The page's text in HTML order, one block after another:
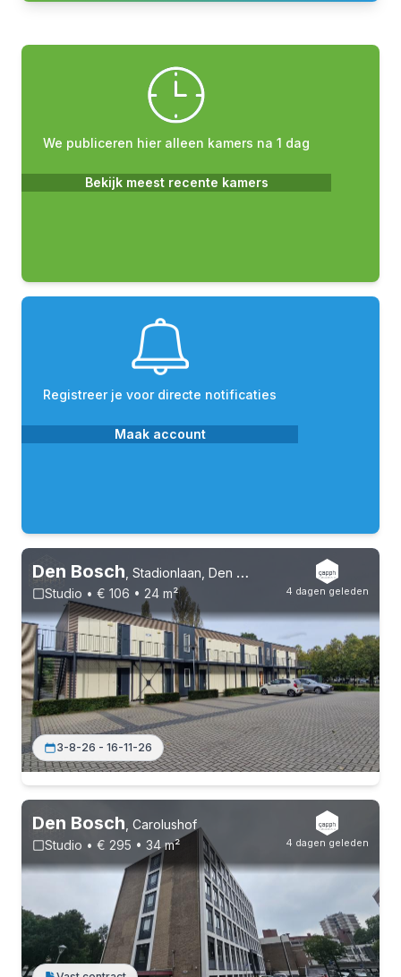
We publiceren hier alleen kamers na 1 dag
Bekijk meest recente kamers
Registreer je voor directe notificaties
Maak account
4 dagen geleden
Den Bosch Stadionlaan, Den Bosch Oost
Studio • € 106 • 24 m²
3-8-26 - 16-11-26
4 dagen geleden
Den Bosch Carolushof
Studio • € 295 • 34 m²